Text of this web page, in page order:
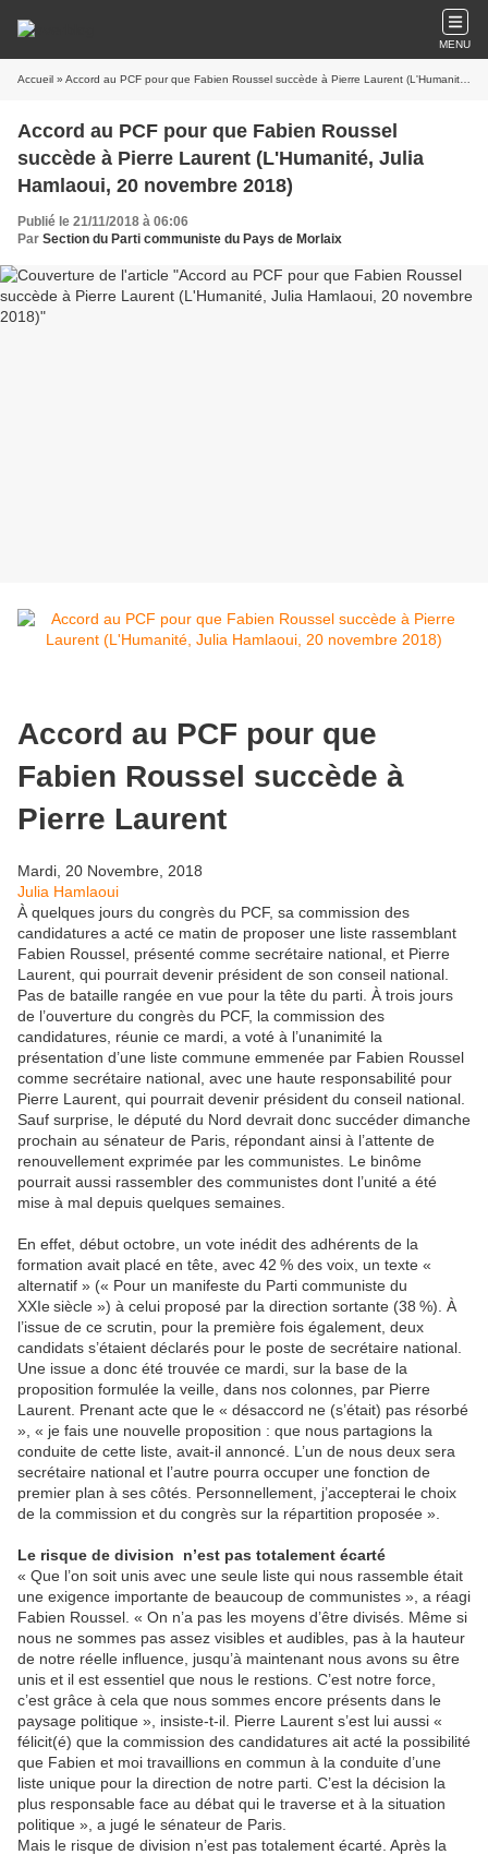
MENU
Accueil » Accord au PCF pour que Fabien Roussel succède à Pierre Laurent (L'Humanité, Julia Hamlaoui, 20 novembre 2018)
Accord au PCF pour que Fabien Roussel
succède à Pierre Laurent (L'Humanité, Julia
Hamlaoui, 20 novembre 2018)
Publié le 21/11/2018 à 06:06
Par Section du Parti communiste du Pays de Morlaix
Accord au PCF pour que
Fabien Roussel succède à
Pierre Laurent
Mardi, 20 Novembre, 2018
Julia Hamlaoui
À quelques jours du congrès du PCF, sa commission des
candidatures a acté ce matin de proposer une liste rassemblant
Fabien Roussel, présenté comme secrétaire national, et Pierre
Laurent, qui pourrait devenir président de son conseil national.
Pas de bataille rangée en vue pour la tête du parti. À trois jours
de l’ouverture du congrès du PCF, la commission des
candidatures, réunie ce mardi, a voté à l’unanimité la
présentation d’une liste commune emmenée par Fabien Roussel
comme secrétaire national, avec une haute responsabilité pour
Pierre Laurent, qui pourrait devenir président du conseil national.
Sauf surprise, le député du Nord devrait donc succéder dimanche
prochain au sénateur de Paris, répondant ainsi à l’attente de
renouvellement exprimée par les communistes. Le binôme
pourrait aussi rassembler des communistes dont l’unité a été
mise à mal depuis quelques semaines.
En effet, début octobre, un vote inédit des adhérents de la
formation avait placé en tête, avec 42 % des voix, un texte «
alternatif » (« Pour un manifeste du Parti communiste du
XXIe siècle ») à celui proposé par la direction sortante (38 %). À
l’issue de ce scrutin, pour la première fois également, deux
candidats s’étaient déclarés pour le poste de secrétaire national.
Une issue a donc été trouvée ce mardi, sur la base de la
proposition formulée la veille, dans nos colonnes, par Pierre
Laurent. Prenant acte que le « désaccord ne (s’était) pas résorbé
», « je fais une nouvelle proposition : que nous partagions la
conduite de cette liste, avait-il annoncé. L’un de nous deux sera
secrétaire national et l’autre pourra occuper une fonction de
premier plan à ses côtés. Personnellement, j’accepterai le choix
de la commission et du congrès sur la répartition proposée ».
Le risque de division n’est pas totalement écarté
« Que l’on soit unis avec une seule liste qui nous rassemble était
une exigence importante de beaucoup de communistes », a réagi
Fabien Roussel. « On n’a pas les moyens d’être divisés. Même si
nous ne sommes pas assez visibles et audibles, pas à la hauteur
de notre réelle influence, jusqu’à maintenant nous avons su être
unis et il est essentiel que nous le restions. C’est notre force,
c’est grâce à cela que nous sommes encore présents dans le
paysage politique », insiste-t-il. Pierre Laurent s’est lui aussi «
félicit(é) que la commission des candidatures ait acté la possibilité
que Fabien et moi travaillions en commun à la conduite d’une
liste unique pour la direction de notre parti. C’est la décision la
plus responsable face au débat qui le traverse et à la situation
politique », a jugé le sénateur de Paris.
Mais le risque de division n’est pas totalement écarté. Après la